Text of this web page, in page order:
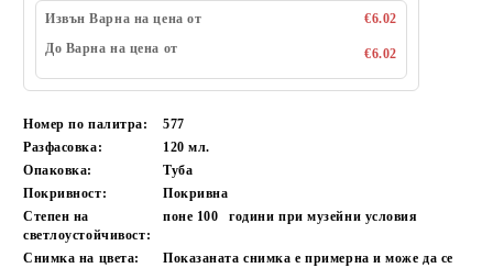
Извън Варна на цена от
€6.02
До Варна на цена от
€6.02
Номер по палитра:
577
Разфасовка:
120 мл.
Опаковка:
Туба
Покривност:
Покривна
Степен на
светлоустойчивост:
поне 100 години при музейни условия
Снимка на цвета:
Показаната снимка е примерна и може да се